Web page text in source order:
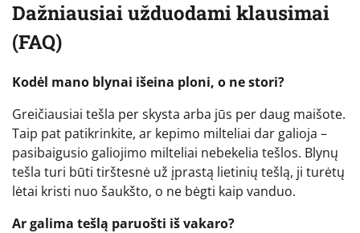
Dažniausiai užduodami klausimai
(FAQ)
Kodėl mano blynai išeina ploni, o ne stori?
Greičiausiai tešla per skysta arba jūs per daug maišote.
Taip pat patikrinkite, ar kepimo milteliai dar galioja –
pasibaigusio galiojimo milteliai nebekelia tešlos. Blynų
tešla turi būti tirštesnė už įprastą lietinių tešlą, ji turėtų
lėtai kristi nuo šaukšto, o ne bėgti kaip vanduo.
Ar galima tešlą paruošti iš vakaro?